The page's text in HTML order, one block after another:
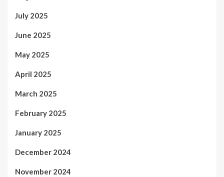
July 2025
June 2025
May 2025
April 2025
March 2025
February 2025
January 2025
December 2024
November 2024